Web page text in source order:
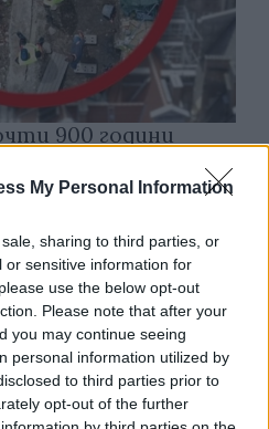
My Personal Information
sharing to third parties, or
or sensitive information for
use the below opt-out
Please note that after your
you may continue seeing
personal information utilized by
to third parties prior to
opt-out of the further
900 години